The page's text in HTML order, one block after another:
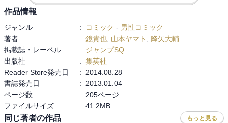
作品情報
ジャンル : コミック - 男性コミック
著者
: 鏡貴也 山本ヤマト
降矢大輔
掲載誌・レーベル
:
ジャンプSQ.
出版社
: 集英社
Reader Store発売日
:
2014.08.28
書誌発売日
:
2013.01.04
ページ数
:
205ページ
ファイルサイズ
: 41.2MB
同じ著者の作品 もっと見る